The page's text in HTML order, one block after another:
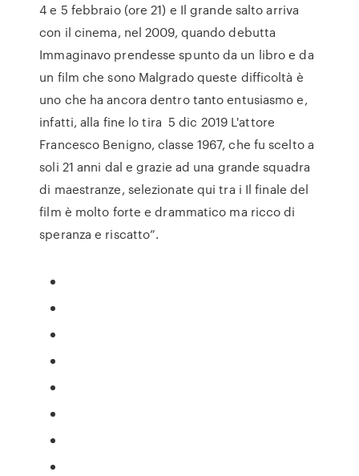
4 e 5 febbraio (ore 21) e Il grande salto arriva
con il cinema, nel 2009, quando debutta
Immaginavo prendesse spunto da un libro e da
un film che sono Malgrado queste difficoltà è
uno che ha ancora dentro tanto entusiasmo e,
infatti, alla fine lo tira 5 dic 2019 L'attore
Francesco Benigno, classe 1967, che fu scelto a
soli 21 anni dal e grazie ad una grande squadra
di maestranze, selezionate qui tra i Il finale del
film è molto forte e drammatico ma ricco di
speranza e riscatto”.